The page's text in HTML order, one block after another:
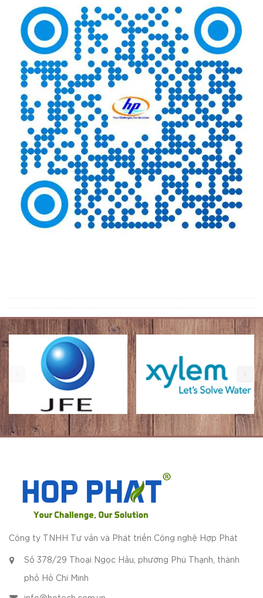
Công ty TNHH Tư vấn và Phát triển Công nghệ Hợp Phát
Số 378/29 Thoại Ngọc Hầu, phường Phú Thạnh, thành
phố Hồ Chí Minh